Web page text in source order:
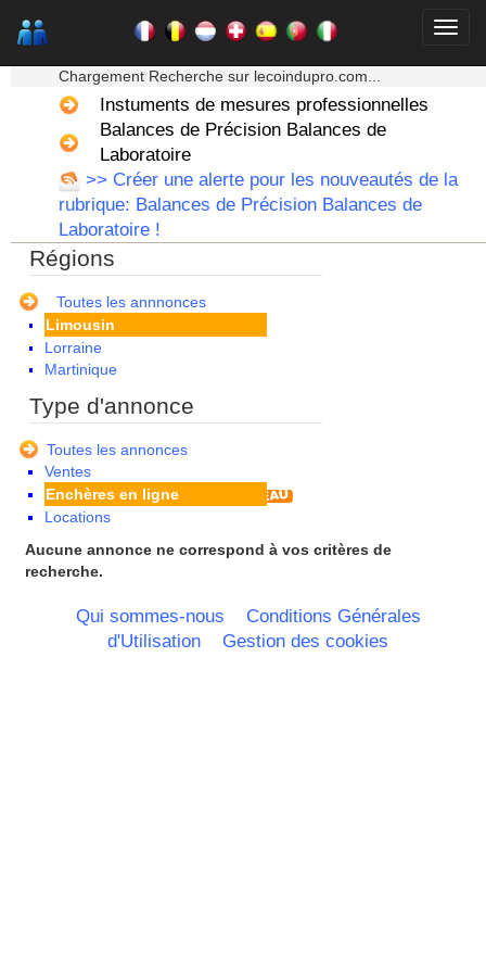
Chargement Recherche sur lecoindupro.com...
Instuments de mesures professionnelles
Balances de Précision Balances de
Laboratoire
>> Créer une alerte pour les nouveautés de la
rubrique: Balances de Précision Balances de
Laboratoire !
Régions
Toutes les annnonces
Basse Normandie
Bourgogne
Bretagne
Centre
Champagne Ardenne
Corse
Franche Comte - Suisse
Guadeloupe
Guyane
Haute Normandie
Ile de France
La Réunion
Languedoc Roussillon
Limousin
Lorraine
Martinique
Midi Pyrenees - Espagne -
Nord Pas de Calais - Belgique -
Pays Bas
Pays de la Loire
Picardie
Poitou Charentes
Principauté de Monaco
Italie
Rhone Alpes
Type d'annonce
Toutes les annonces
Ventes
Enchères en ligne
Locations
Aucune annonce ne correspond à vos critères de
recherche.
Qui sommes-nous
Conditions Générales
d'Utilisation
Gestion des cookies